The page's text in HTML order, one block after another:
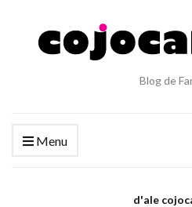
Blog de
Menu
d'ale